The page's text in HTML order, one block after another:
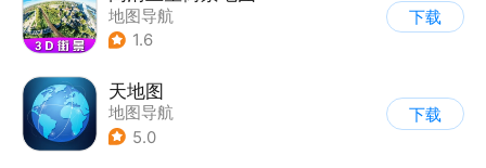
地图导航
1.6
下载
天地图
地图导航
5.0
下载